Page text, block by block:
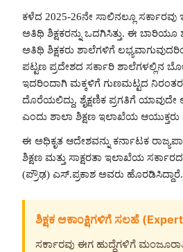
ಕಳೆದ 2025-26ನೇ ಸಾಲಿನಲ್ಲೂ
ಅತಿಥಿ ಶಿಕ್ಷಕರನ್ನು ಒದಗಿಸಿತ್ತು. ಈ ಬಾರಿಯೂ
ಅತಿಥಿ ಶಿಕ್ಷಕರು ಶಾಲೆಗಳಿಗೆ
ಪಟ್ಟಣ ಪ್ರದೇಶದ ಸರ್ಕಾರಿ ಶಾಲೆಗಳಲ್ಲಿನ
ಇದರಿಂದಾಗಿ ಮಕ್ಕಳಿಗೆ ಗುಣಮಟ್ಟದ
ದೊರೆಯಲಿದ್ದು, ಶೈಕ್ಷಣಿಕ ಪ್ರಗತಿಗೆ ಯಾವುದೇ
ಎಂದು ಶಾಲಾ ಶಿಕ್ಷಣ ಇಲಾಖೆಯ ಆಯುಕ್ತರು
ಈ ಅಧಿಕೃತ ಆದೇಶವನ್ನು ಕರ್ನಾಟಕ
ಶಿಕ್ಷಣ ಮತ್ತು ಸಾಕ್ಷರತಾ ಇಲಾಖೆಯ
(ಪ್ರೌಢ) ಎಸ್.ಪ್ರಕಾಶ ಅವರು ಹೊರಡಿಸಿದ್ದಾರೆ.
ಶಿಕ್ಷಕ ಆಕಾಂಕ್ಷಿಗಳಿಗೆ ಸಲಹೆ
ಸರ್ಕಾರವು ಈಗ ಹುದ್ದೆಗಳಿಗೆ ಮಂಜೂರಾತಿ